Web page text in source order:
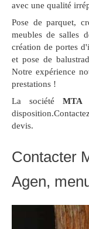
avec une qualité
Pose de parquet,
meubles de salles
création de portes
et pose de
Notre expérience
prestations !
La sociétéMTA
devis.
Contacter
Agen,